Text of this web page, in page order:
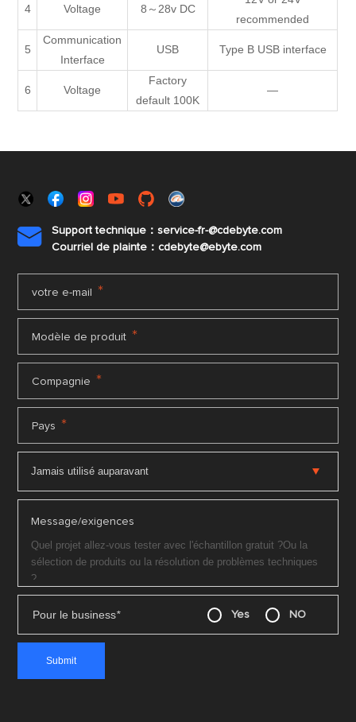
4 Voltage 8～28v DC
recommended
5
Communication
Interface
USB Type B USB interface
6 Voltage
Factory
default 100K
—

Support technique：service-fr-@cdebyte.com
Courriel de plainte：cdebyte@ebyte.com
votre e-mail *
Modèle de produit *
Compagnie *
Pays *
Message/exigences
Pour le business* Yes NO